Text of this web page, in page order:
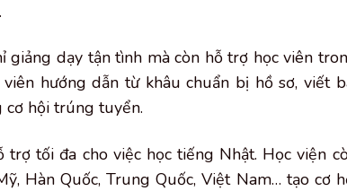
dạy tận tình mà còn hỗ trợ học viên
viên hướng dẫn từ khâu chuẩn bị hồ sơ, viết
cơ hội trúng tuyển.
trợ tối đa cho việc học tiếng Nhật. Học viện
Hàn Quốc, Trung Quốc, Việt Nam… tạo cơ